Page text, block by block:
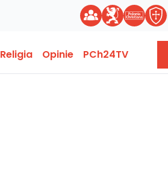
Religia Opinie PCh24TV